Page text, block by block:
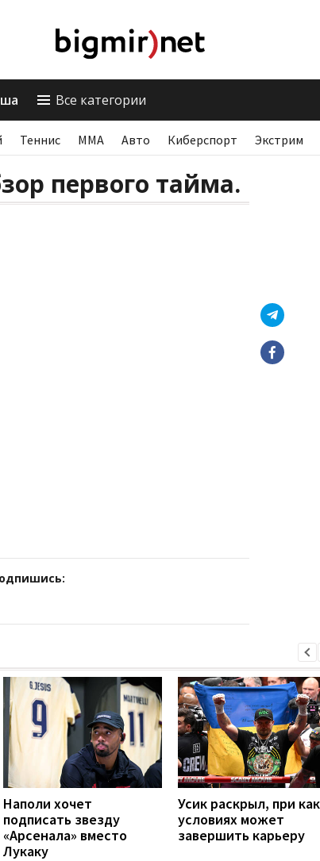
Все категории
Теннис ММА Авто Киберспорт Экстрим
первого тайма.
Наполи хочет
подписать звезду
«Арсенала» вместо
Лукаку
Усик раскрыл, при
условиях может
завершить карьеру